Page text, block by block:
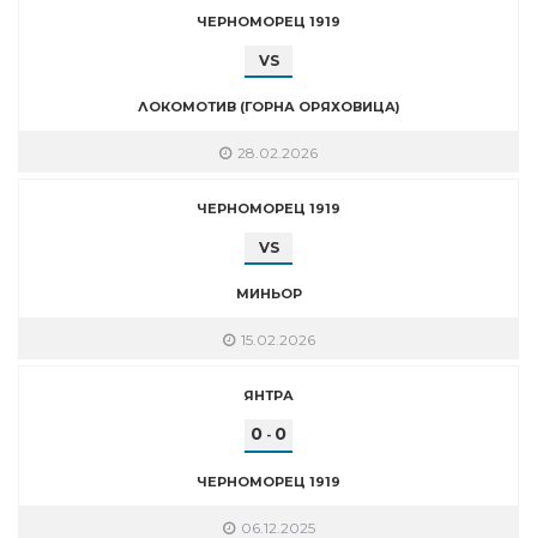
ЧЕРНОМОРЕЦ 1919
VS
ЛОКОМОТИВ (ГОРНА ОРЯХОВИЦА)
28.02.2026
ЧЕРНОМОРЕЦ 1919
VS
МИНЬОР
15.02.2026
ЯНТРА
0 - 0
ЧЕРНОМОРЕЦ 1919
06.12.2025